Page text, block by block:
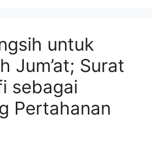
untuk
Jum’at; Surat
sebagai
Pertahanan